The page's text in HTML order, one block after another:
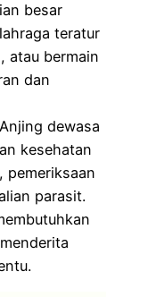
besar
teratur
atau bermain
dan
dewasa
kesehatan
pemeriksaan
parasit.